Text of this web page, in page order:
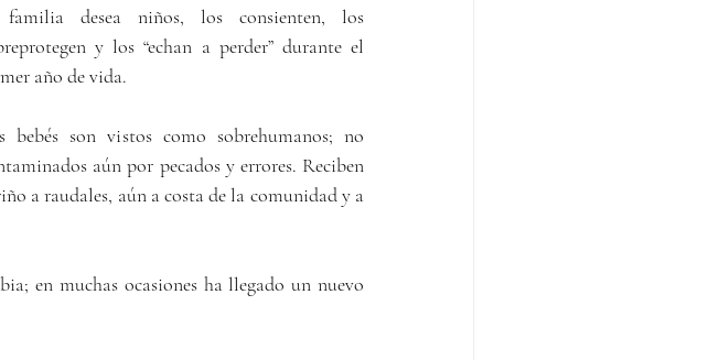
desea niños, los consienten, los
y los “echan a perder” durante el
año de vida.
bebés son vistos como sobrehumanos; no
aún por pecados y errores. Reciben
a raudales, aún a costa de la comunidad y a
en muchas ocasiones ha llegado un nuevo